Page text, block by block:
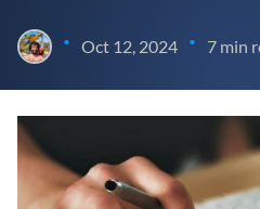
• Oct 12, 2024 • 7 min